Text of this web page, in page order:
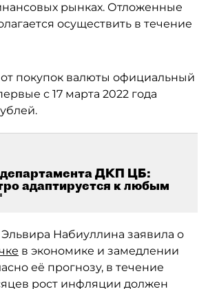
рынках. Отложенные
осуществить в течение
покупок валюты официальный
с 17 марта 2022 года
ДКП ЦБ:
адаптируется к любым
Набиуллина заявила о
в экономике и замедлении
её прогнозу, в течение
рост инфляции должен